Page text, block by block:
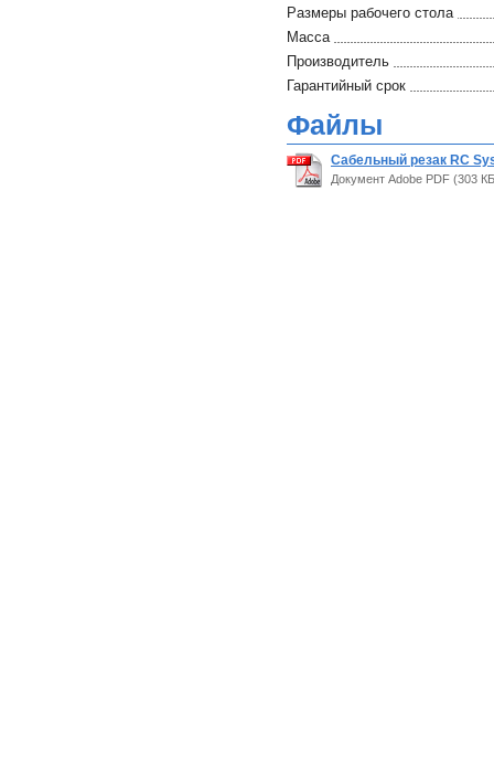
Размеры рабочего стола
Масса
Производитель
Гарантийный срок
Файлы
Сабельный резак RC
Документ Adobe PDF (303